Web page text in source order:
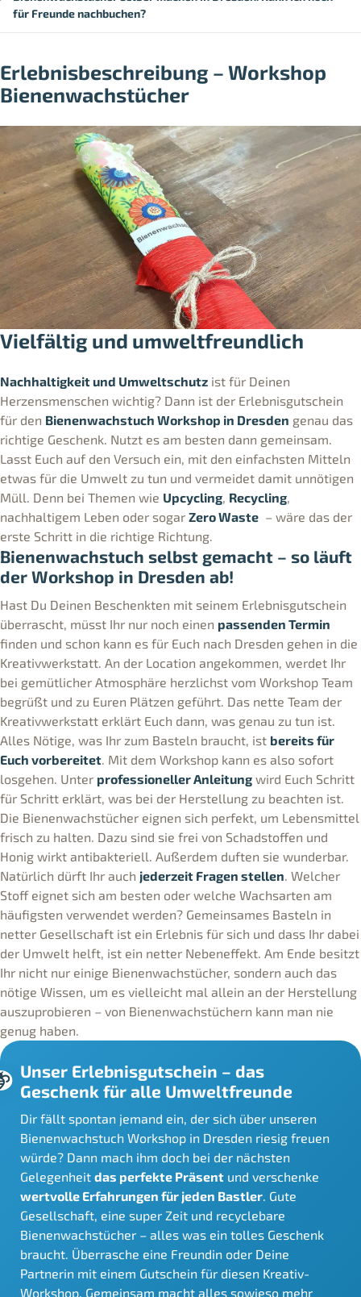
für Freunde nachbuchen?
Erlebnisbeschreibung – Workshop
Bienenwachstücher
Vielfältig und umweltfreundlich
Nachhaltigkeit und Umweltschutz ist für Deinen
Herzensmenschen wichtig? Dann ist der Erlebnisgutschein
für den Bienenwachstuch Workshop in Dresden genau das
richtige Geschenk. Nutzt es am besten dann gemeinsam.
Lasst Euch auf den Versuch ein, mit den einfachsten Mitteln
etwas für die Umwelt zu tun und vermeidet damit unnötigen
Müll. Denn bei Themen wie Upcycling, Recycling,
nachhaltigem Leben oder sogar Zero Waste – wäre das der
erste Schritt in die richtige Richtung.
Bienenwachstuch selbst gemacht – so läuft
der Workshop in Dresden ab!
Hast Du Deinen Beschenkten mit seinem Erlebnisgutschein
überrascht, müsst Ihr nur noch einen passenden Termin
finden und schon kann es für Euch nach Dresden gehen in die
Kreativwerkstatt. An der Location angekommen, werdet Ihr
bei gemütlicher Atmosphäre herzlichst vom Workshop Team
begrüßt und zu Euren Plätzen geführt. Das nette Team der
Kreativwerkstatt erklärt Euch dann, was genau zu tun ist.
Alles Nötige, was Ihr zum Basteln braucht, ist bereits für
Euch vorbereitet . Mit dem Workshop kann es also sofort
losgehen. Unter professioneller Anleitung wird Euch Schritt
für Schritt erklärt, was bei der Herstellung zu beachten ist.
Die Bienenwachstücher eignen sich perfekt, um Lebensmittel
frisch zu halten. Dazu sind sie frei von Schadstoffen und
Honig wirkt antibakteriell. Außerdem duften sie wunderbar.
Natürlich dürft Ihr auch jederzeit Fragen stellen . Welcher
Stoff eignet sich am besten oder welche Wachsarten am
häufigsten verwendet werden? Gemeinsames Basteln in
netter Gesellschaft ist ein Erlebnis für sich und dass Ihr dabei
der Umwelt helft, ist ein netter Nebeneffekt. Am Ende besitzt
Ihr nicht nur einige Bienenwachstücher, sondern auch das
nötige Wissen, um es vielleicht mal allein an der Herstellung
auszuprobieren – von Bienenwachstüchern kann man nie
genug haben.
Unser Erlebnisgutschein – das
Geschenk für alle Umweltfreunde
Dir fällt spontan jemand ein, der sich über unseren
Bienenwachstuch Workshop in Dresden riesig freuen
würde? Dann mach ihm doch bei der nächsten
Gelegenheitdas perfekte Präsent und verschenke
wertvolle Erfahrungen für jeden Bastler. Gute
Gesellschaft, eine super Zeit und recyclebare
Bienenwachstücher – alles was ein tolles Geschenk
braucht. Überrasche eine Freundin oder Deine
Partnerin mit einem Gutschein für diesen Kreativ-
Workshop. Gemeinsam macht alles sowieso mehr